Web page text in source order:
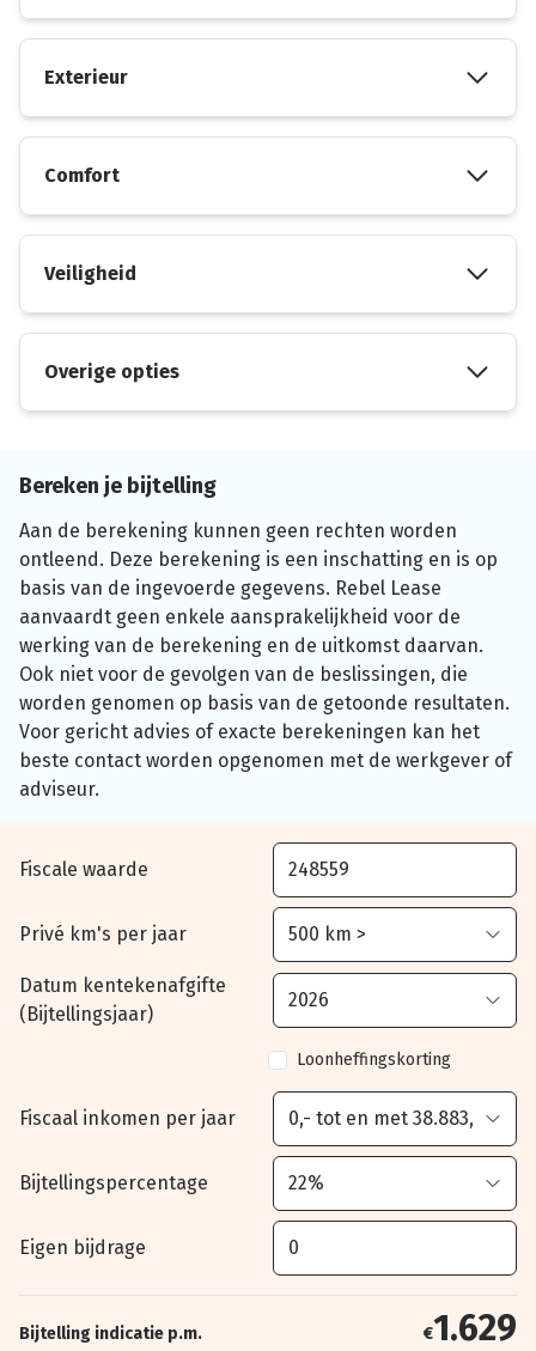
Exterieur
Comfort
Veiligheid
Overige opties
Bereken je bijtelling
Aan de berekening kunnen geen rechten worden
ontleend. Deze berekening is een inschatting en is op
basis van de ingevoerde gegevens. Rebel Lease
aanvaardt geen enkele aansprakelijkheid voor de
werking van de berekening en de uitkomst daarvan.
Ook niet voor de gevolgen van de beslissingen, die
worden genomen op basis van de getoonde resultaten.
Voor gericht advies of exacte berekeningen kan het
beste contact worden opgenomen met de werkgever of
adviseur.
Fiscale waarde
Privé km's per jaar
Datum kentekenafgifte
(Bijtellingsjaar)
Loonheffingskorting
Fiscaal inkomen per jaar
Bijtellingspercentage
Eigen bijdrage
Bijtelling indicatie p.m. €1.629